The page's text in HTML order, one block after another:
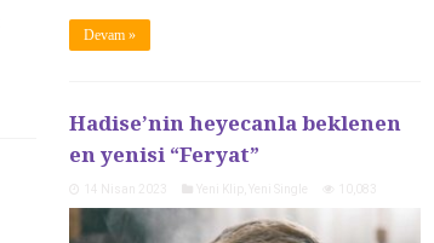
Devam »
Hadise’nin heyecanla beklenen
en yenisi “Feryat”